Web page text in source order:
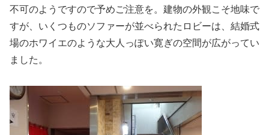
不可のようですので予めご注意を。建物の外観こそ地味で
すが、いくつものソファーが並べられたロビーは、結婚式
場のホワイエのような大人っぽい寛ぎの空間が広がってい
ました。